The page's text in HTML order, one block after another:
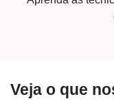
Veja o que